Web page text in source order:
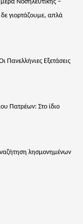
Νοσηλευτικής –
δε γιορτάζουμε, απλά
Πανελλήνιες Εξετάσεις
Πατρέων: Στο ίδιο
λησμονημένων